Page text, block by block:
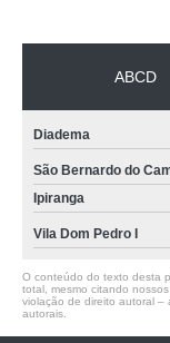
ABCD
Diadema
São Bernardo do
Ipiranga
Vila Dom Pedro I
O conteúdo do texto desta
total, mesmo citando
violação de direito autoral
autorais